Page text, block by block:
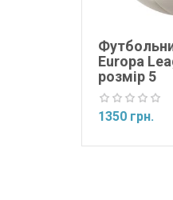
Europa
розмір 5
1350 грн.